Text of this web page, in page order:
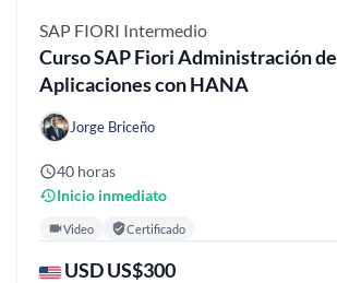
SAP FIORI Intermedio
Curso SAP Fiori Administración de
Aplicaciones con HANA
Jorge Briceño
40 horas
Inicio inmediato
Video Certificado
USD US$300